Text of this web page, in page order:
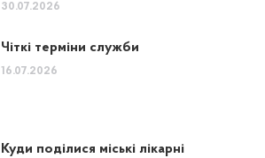
30.07.2026
Чіткі терміни служби
16.07.2026
Куди поділися міські лікарні